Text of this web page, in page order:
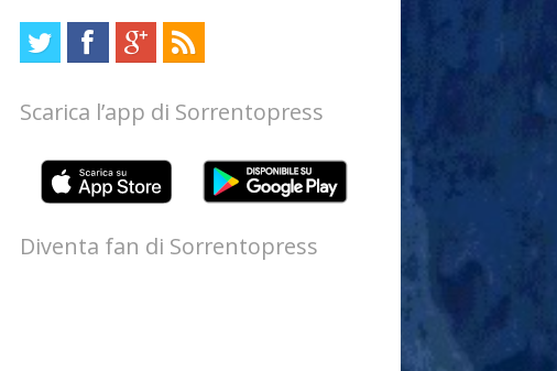
Scarica l’app di Sorrentopress
Diventa fan di Sorrentopress